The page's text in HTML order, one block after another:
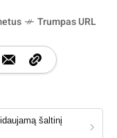
Trumpas URL
šaltinį
›